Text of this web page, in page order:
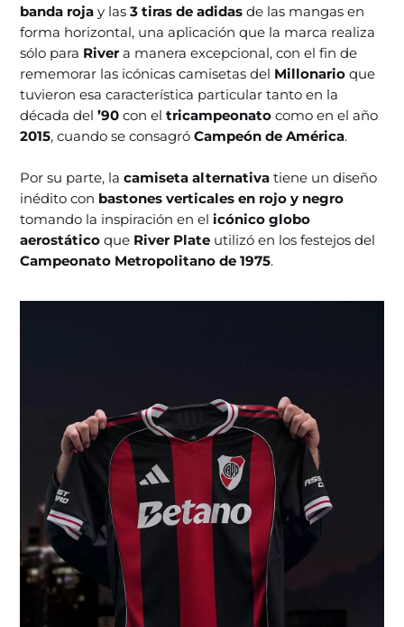
banda roja y las3 tiras de adidas de las mangas en
forma horizontal, una aplicación que la marca realiza
sólo para River a manera excepcional, con el fin de
rememorar las icónicas camisetas del Millonario que
tuvieron esa característica particular tanto en la
década del’90 con eltricampeonato como en el año
2015, cuando se consagróCampeón de América.
Por su parte, lacamiseta alternativa tiene un diseño
inédito con bastones verticales en rojo y negro
tomando la inspiración en elicónico globo
aerostático que River Plate utilizó en los festejos del
Campeonato Metropolitano de 1975.